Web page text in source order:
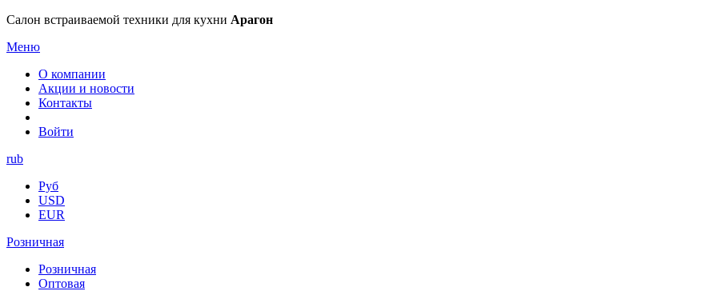
Салон встраиваемой техники для кухни Арагон
Меню
О компании
Акции и новости
Контакты
Войти
rub
Руб
USD
EUR
Розничная
Розничная
Оптовая